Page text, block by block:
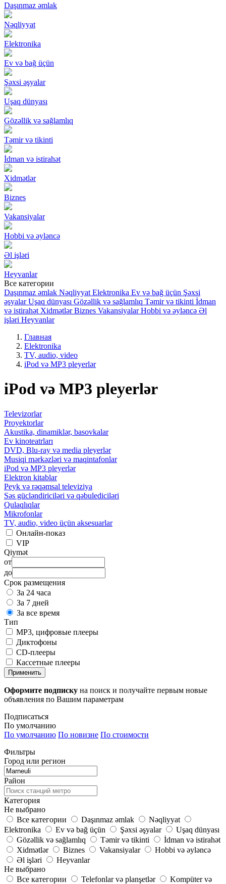
Daşınmaz əmlak
Nəqliyyat
Elektronika
Ev və bağ üçün
Şəxsi əşyalar
Uşaq dünyası
Gözəllik və sağlamlıq
Təmir və tikinti
İdman və istirahət
Xidmətlər
Biznes
Vakansiyalar
Hobbi və əyləncə
Əl işləri
Heyvanlar
Все категории
Daşınmaz əmlak Nəqliyyat Elektronika Ev və bağ üçün Şəxsi
əşyalar Uşaq dünyası Gözəllik və sağlamlıq Təmir və tikinti İdman
və istirahət Xidmətlər Biznes Vakansiyalar Hobbi və əyləncə Əl
işləri Heyvanlar
Главная
Elektronika
TV, audio, video
iPod və MP3 pleyerlər
iPod və MP3 pleyerlər
Televizorlar
Proyektorlar
Akustika, dinamiklər, basovkalar
Ev kinoteatrları
DVD, Blu-ray və media pleyerlər
Musiqi mərkəzləri və maqintafonlar
iPod və MP3 pleyerlər
Elektron kitablar
Peyk və rəqəmsal televiziya
Səs gücləndiriciləri və qəbulediciləri
Qulaqlıqlar
Mikrofonlar
TV, audio, video üçün aksesuarlar
Онлайн-показ
VIP
Qiymət
от
до
Срок размещения
За 24 часа
За 7 дней
За все время
Тип
MP3, цифровые плееры
Диктофоны
CD-плееры
Кассетные плееры
Применить
Оформите подписку на поиск и получайте первым новые
объявления по Вашим параметрам
Подписаться
По умолчанию
По умолчанию По новизне По стоимости
Фильтры
Город или регион
Район
Категория
Не выбрано
Все категории
Daşınmaz əmlak
Nəqliyyat
Elektronika
Ev və bağ üçün Şəxsi əşyalar
Uşaq dünyası
Gözəllik və sağlamlıq
Təmir və tikinti
İdman və istirahət
Xidmətlər
Biznes Vakansiyalar
Hobbi və əyləncə
Əl işləri
Heyvanlar
Не выбрано
Все категории
Telefonlar və planşetlər
Kompüter və